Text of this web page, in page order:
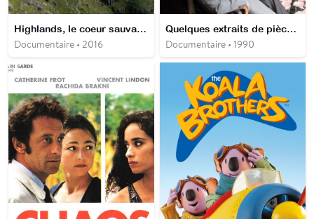
Highlands, le coeur sauvage de l'Ecosse
Documentaire • 2016
Quelques extraits de pièces de Pina Bausch
Documentaire • 1990